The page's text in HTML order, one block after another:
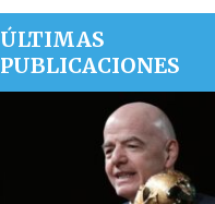
ÚLTIMAS
PUBLICACIONES